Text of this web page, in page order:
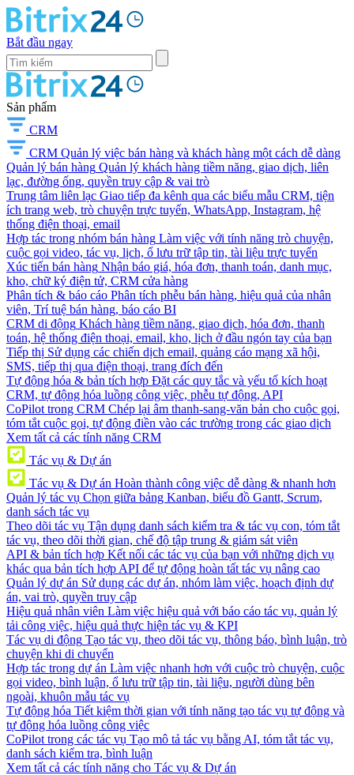
Bắt đầu ngay
Sản phẩm
CRM
CRM Quản lý việc bán hàng và khách hàng một cách dễ dàng
Quản lý bán hàng Quản lý khách hàng tiềm năng, giao dịch, liên
lạc, đường ống, quyền truy cập & vai trò
Trung tâm liên lạc Giao tiếp đa kênh qua các biểu mẫu CRM, tiện
ích trang web, trò chuyện trực tuyến, WhatsApp, Instagram, hệ
thống điện thoại, email
Hợp tác trong nhóm bán hàng Làm việc với tính năng trò chuyện,
cuộc gọi video, tác vụ, lịch, ổ lưu trữ tập tin, tài liệu trực tuyến
Xúc tiến bán hàng Nhận báo giá, hóa đơn, thanh toán, danh mục,
kho, chữ ký điện tử, CRM cửa hàng
Phân tích & báo cáo Phân tích phễu bán hàng, hiệu quả của nhân
viên, Trí tuệ bán hàng, báo cáo BI
CRM di động Khách hàng tiềm năng, giao dịch, hóa đơn, thanh
toán, hệ thống điện thoại, email, kho, lịch ở đầu ngón tay của bạn
Tiếp thị Sử dụng các chiến dịch email, quảng cáo mạng xã hội,
SMS, tiếp thị qua điện thoại, trang đích đến
Tự động hóa & bản tích hợp Đặt các quy tắc và yếu tố kích hoạt
CRM, tự động hóa luồng công việc, phễu tự động, API
CoPilot trong CRM Chép lại âm thanh-sang-văn bản cho cuộc gọi,
tóm tắt cuộc gọi, tự động điền vào các trường trong các giao dịch
Xem tất cả các tính năng CRM
Tác vụ & Dự án
Tác vụ & Dự án Hoàn thành công việc dễ dàng & nhanh hơn
Quản lý tác vụ Chọn giữa bảng Kanban, biểu đồ Gantt, Scrum,
danh sách tác vụ
Theo dõi tác vụ Tận dụng danh sách kiểm tra & tác vụ con, tóm tắt
tác vụ, theo dõi thời gian, chế độ tập trung & giám sát viên
API & bản tích hợp Kết nối các tác vụ của bạn với những dịch vụ
khác qua bản tích hợp API để tự động hoàn tất tác vụ nâng cao
Quản lý dự án Sử dụng các dự án, nhóm làm việc, hoạch định dự
án, vai trò, quyền truy cập
Hiệu quả nhân viên Làm việc hiệu quả với báo cáo tác vụ, quản lý
tải công việc, hiệu quả thực hiện tác vụ & KPI
Tác vụ di động Tạo tác vụ, theo dõi tác vụ, thông báo, bình luận, trò
chuyện khi di chuyển
Hợp tác trong dự án Làm việc nhanh hơn với cuộc trò chuyện, cuộc
gọi video, bình luận, ổ lưu trữ tập tin, tài liệu, người dùng bên
ngoài, khuôn mẫu tác vụ
Tự động hóa Tiết kiệm thời gian với tính năng tạo tác vụ tự động và
tự động hóa luồng công việc
CoPilot trong các tác vụ Tạo mô tả tác vụ bằng AI, tóm tắt tác vụ,
danh sách kiểm tra, bình luận
Xem tất cả các tính năng cho Tác vụ & Dự án